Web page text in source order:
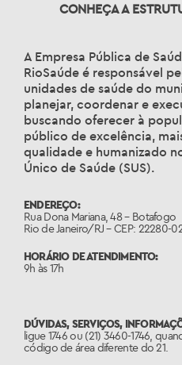
CONHEÇA A
A Empresa Pública de
RioSaúde é responsável
unidades de saúde do
planejar, coordenar e
buscando oferecer à
público de excelência,
qualidade e humanizado
Único de Saúde (SUS).
ENDEREÇO:
Rua Dona Mariana, 48 – Botafogo
Rio de Janeiro/RJ – CEP: 22280-
HORÁRIO DE ATENDIMENTO:
9h às 17h
DÚVIDAS, SERVIÇOS,
ligue 1746 ou (21) 3460-1746,
código de área diferente do 21.